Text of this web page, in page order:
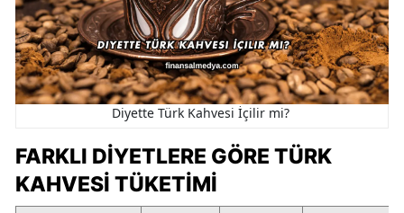
Diyette Türk Kahvesi İçilir mi?
FARKLI DIYETLERE GÖRE TÜRK
KAHVESI TÜKETIMI